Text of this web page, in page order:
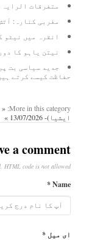
متفرقات الرایہ –
مغربی کنارہ:
انقرہ میں نیٹو
نیتن یاہو کا
جدید سیاسی بت
حفاظت کیسے کرتے
More in this category:
«
ایشیا)- 13/07/2026 »
a comment
HTML code is not allowed.
Name *
ای میل *